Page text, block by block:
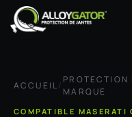
Se rendre au contenu
ACCUEIL/
PROTECTION
MARQUE
COMPATIBLE MASERATI